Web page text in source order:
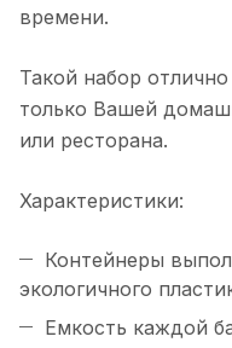
времени.
Такой набор
только Вашей
или ресторана.
Характеристики:
Контейнеры
экологичного
Емкость каждой